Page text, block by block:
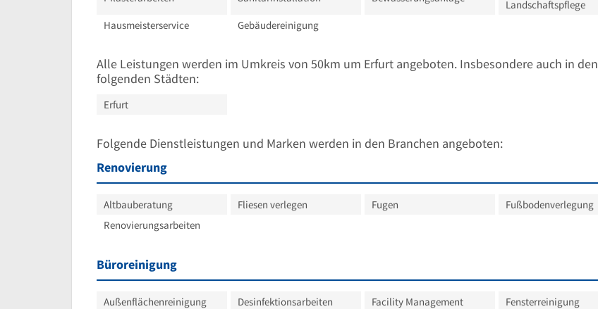
Landschaftspflege
Hausmeisterservice
Gebäudereinigung
Alle Leistungen werden im Umkreis von 50km um Erfurt angeboten. Insbesondere auch in den
folgenden Städten:
Erfurt
Folgende Dienstleistungen und Marken werden in den Branchen angeboten:
Renovierung
Altbauberatung Fliesen verlegen Fugen
Fußbodenverlegung
Renovierungsarbeiten
Büroreinigung
Außenflächenreinigung Desinfektionsarbeiten Facility Management
Fensterreinigung